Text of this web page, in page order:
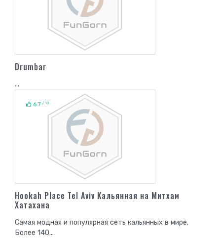
Drumbar
...
6.7 / 10
Hookah Place Tel Aviv Кальянная на Митхам
Хатахана
Самая модная и популярная сеть кальянных в мире.
Более 140...